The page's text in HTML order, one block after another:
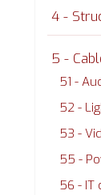
4 -
5 -
51 -
52 -
53 -
55 -
56 - IT